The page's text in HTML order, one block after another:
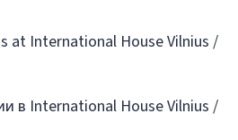
at International House Vilnius /
в International House Vilnius /